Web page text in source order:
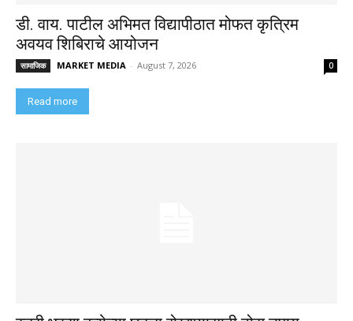
डी. वाय. पाटील अभिमत विद्यापीठात मोफत कृत्रिम
अवयव शिबिराचे आयोजन
सामाजिक MARKET MEDIA - August 7, 2026 0
Read more